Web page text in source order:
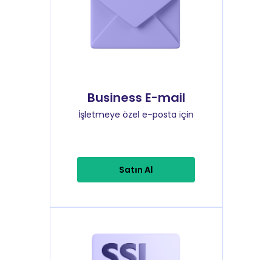
Business E-mail
İşletmeye özel e-posta için
Satın Al